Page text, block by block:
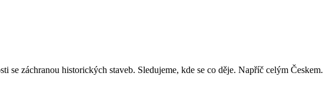
se záchranou historických staveb. Sledujeme, kde se co děje. Napříč celým Českem.